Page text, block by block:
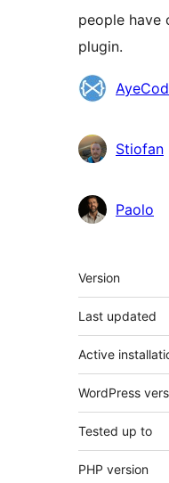
people have
plugin.
Contributors
Stiofan
Paolo
Meta
Version
Last updated
Active
WordPress
Tested up to
PHP version